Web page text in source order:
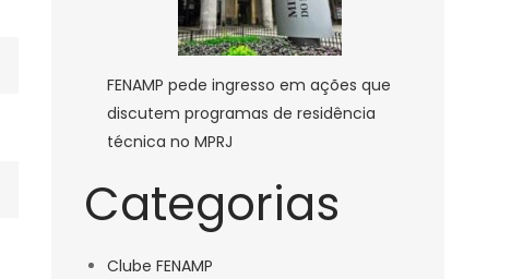
FENAMP pede ingresso em ações que
discutem programas de residência
técnica no MPRJ
Categorias
Clube FENAMP